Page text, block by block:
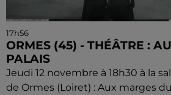
17h56
ORMES (45) - THÉÂTRE :
PALAIS
Jeudi 12 novembre à 18h30 à la
de Ormes (Loiret) : Aux marges